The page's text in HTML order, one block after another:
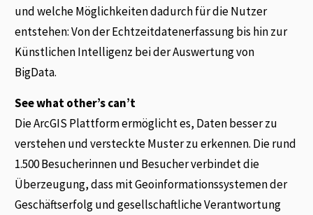
und welche Möglichkeiten dadurch für die Nutzer
entstehen: Von der Echtzeitdatenerfassung bis hin zur
Künstlichen Intelligenz bei der Auswertung von
BigData.
See what other’s can’t
Die ArcGIS Plattform ermöglicht es, Daten besser zu
verstehen und versteckte Muster zu erkennen. Die rund
1.500 Besucherinnen und Besucher verbindet die
Überzeugung, dass mit Geoinformationssystemen der
Geschäftserfolg und gesellschaftliche Verantwortung